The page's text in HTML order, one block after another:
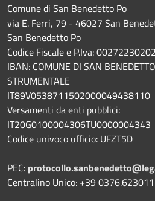
Comune di San Benedetto Po
via E. Ferri, 79 - 46027 San
San Benedetto Po
Codice Fiscale e P.Iva: 00272230202
IBAN: COMUNE DI SAN
STRUMENTALE
IT89V0538711502000049438110
Versamenti da enti pubblici:
IT20G0100004306TU0000004343
Codice univoco ufficio: UFZT5D
PEC:
Centralino Unico: +39 0376.623011